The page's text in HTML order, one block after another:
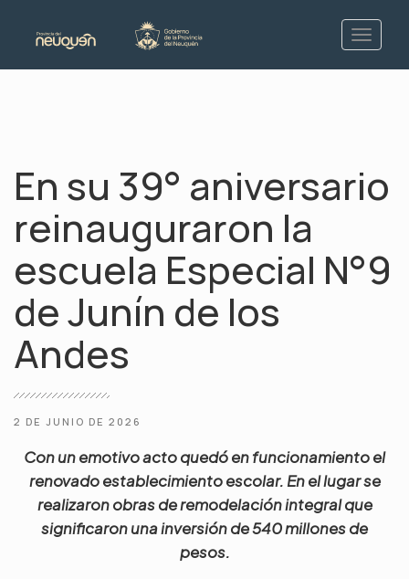
En su 39° aniversario
reinauguraron la
escuela Especial N°9
de Junín de los
Andes
2 DE JUNIO DE 2026
Con un emotivo acto quedó en funcionamiento el
renovado establecimiento escolar. En el lugar se
realizaron obras de remodelación integral que
significaron una inversión de 540 millones de
pesos.